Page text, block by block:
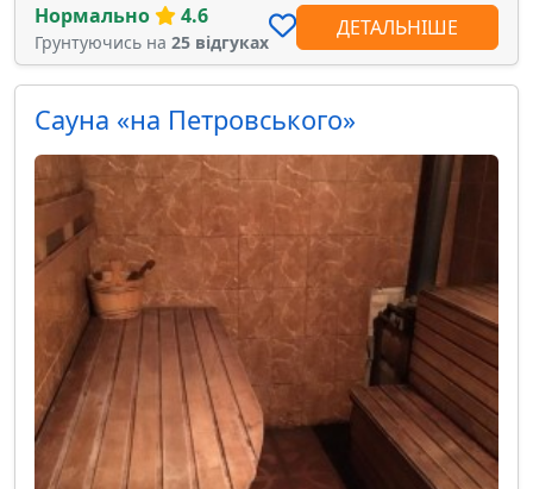
Нормально 4.6
Грунтуючись на 25 відгуках
ДЕТАЛЬНІШЕ
Сауна «на Петровського»